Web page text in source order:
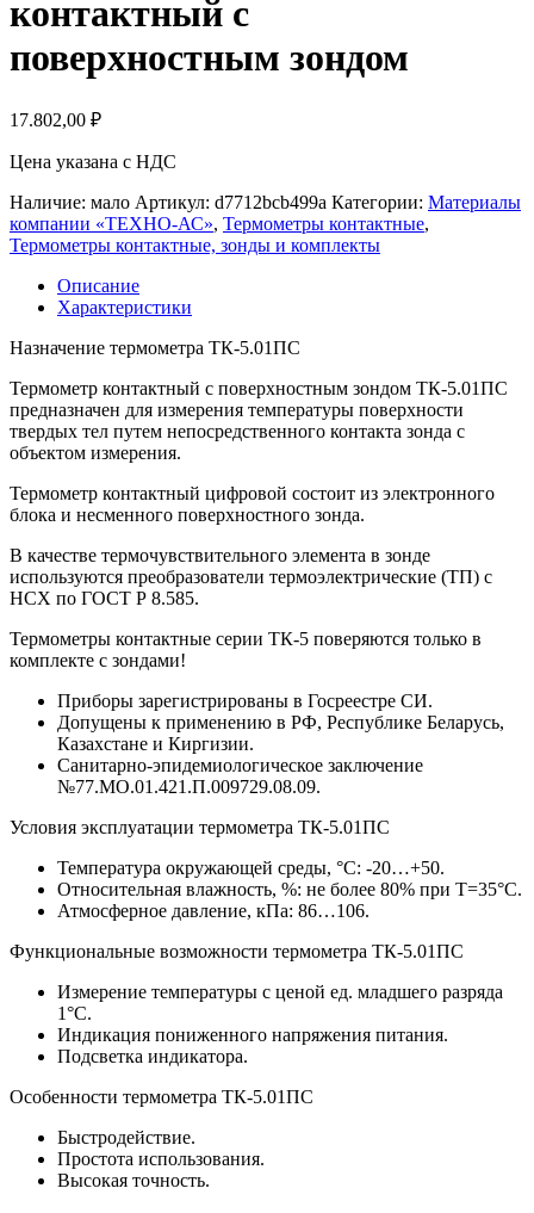
контактный с
поверхностным зондом
17.802,00 ₽
Цена указана с НДС
Наличие: мало Артикул: d7712bcb499a Категории: Материалы
компании «ТЕХНО-АС», Термометры контактные,
Термометры контактные, зонды и комплекты
Описание
Характеристики
Назначение термометра ТК-5.01ПС
Термометр контактный с поверхностным зондом ТК-5.01ПС
предназначен для измерения температуры поверхности
твердых тел путем непосредственного контакта зонда с
объектом измерения.
Термометр контактный цифровой состоит из электронного
блока и несменного поверхностного зонда.
В качестве термочувствительного элемента в зонде
используются преобразователи термоэлектрические (ТП) с
НСХ по ГОСТ Р 8.585.
Термометры контактные серии ТК-5 поверяются только в
комплекте с зондами!
Приборы зарегистрированы в Госреестре СИ.
Допущены к применению в РФ, Республике Беларусь,
Казахстане и Киргизии.
Санитарно-эпидемиологическое заключение
№77.МО.01.421.П.009729.08.09.
Условия эксплуатации термометра ТК-5.01ПС
Температура окружающей среды, °С: -20…+50.
Относительная влажность, %: не более 80% при T=35°С.
Атмосферное давление, кПа: 86…106.
Функциональные возможности термометра ТК-5.01ПС
Измерение температуры с ценой ед. младшего разряда
1°С.
Индикация пониженного напряжения питания.
Подсветка индикатора.
Особенности термометра ТК-5.01ПС
Быстродействие.
Простота использования.
Высокая точность.